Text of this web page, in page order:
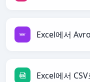
Excel에서
Excel에서 CSV